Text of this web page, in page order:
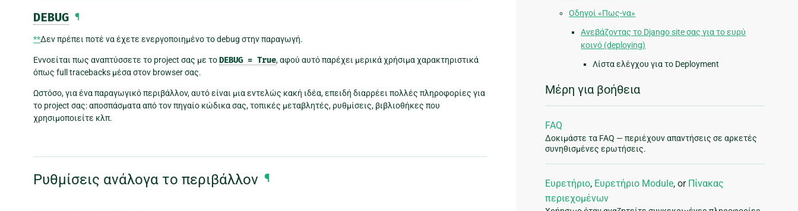
DEBUG ¶
**Δεν πρέπει ποτέ να έχετε ενεργοποιημένο το debug στην παραγωγή.
Εννοείται πως αναπτύσσετε το project σας με τοDEBUG = True, αφού αυτό παρέχει μερικά χρήσιμα χαρακτηριστικά
όπως full tracebacks μέσα στον browser σας.
Ωστόσο, για ένα παραγωγικό περιβάλλον, αυτό είναι μια εντελώς κακή ιδέα, επειδή διαρρέει πολλές πληροφορίες για
το project σας: αποσπάσματα από τον πηγαίο κώδικα σας, τοπικές μεταβλητές, ρυθμίσεις, βιβλιοθήκες που
χρησιμοποιείτε κλπ.
Ρυθμίσεις ανάλογα το περιβάλλον ¶
Οδηγοί «Πως-να»
Ανεβάζοντας το Django site σας για το ευρύ
κοινό (deploying)
Λίστα ελέγχου για το Deployment
Μέρη για βοήθεια
FAQ
Δοκιμάστε τα FAQ — περιέχουν απαντήσεις σε αρκετές
συνηθισμένες ερωτήσεις.
Ευρετήριο, Ευρετήριο Module, or Πίνακας
περιεχομένων